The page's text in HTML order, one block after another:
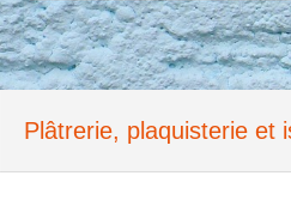
Plâtrerie, plaquisterie et